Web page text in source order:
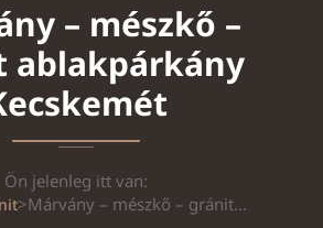
– mészkő –
ablakpárkány
Ön jelenleg itt van:
> Márvány – mészkő – gránit ablakpárkány Kecskemét